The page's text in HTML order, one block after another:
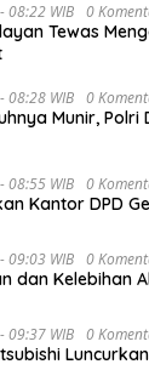
08:22 WIB 0
Tewas
08:28 WIB 0
Munir,
08:55 WIB 0
Kantor DPD
09:03 WIB 0
dan Kelebihan
09:37 WIB 0